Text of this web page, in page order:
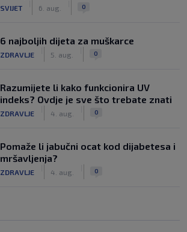
SVIJET 6. aug. 0
6 najboljih dijeta za muškarce
ZDRAVLJE 5. aug. 0
Razumijete li kako funkcionira UV
indeks? Ovdje je sve što trebate znati
ZDRAVLJE 4. aug. 0
Pomaže li jabučni ocat kod dijabetesa i
mršavljenja?
ZDRAVLJE 4. aug. 0